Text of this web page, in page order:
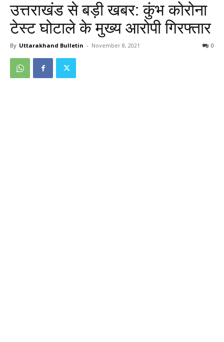
उत्तराखंड से बड़ी खबर: कुंभ कोरोना
टेस्ट घोटाले के मुख्य आरोपी गिरफ्तार
By Uttarakhand Bulletin - November 8, 2021 0